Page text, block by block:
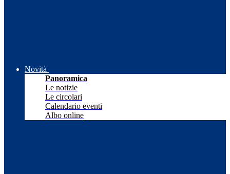
Novità
Panoramica
Le notizie
Le circolari
Calendario eventi
Albo online